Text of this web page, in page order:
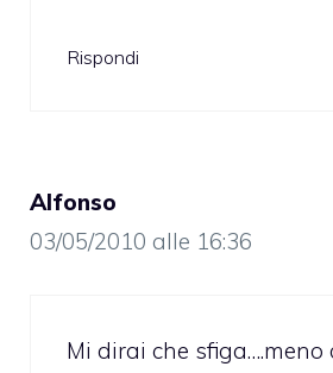
Rispondi
Alfonso
03/05/2010 alle 16:36
Mi dirai che sfiga….meno